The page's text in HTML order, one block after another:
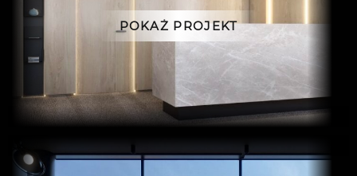
POKAŻ PROJEKT